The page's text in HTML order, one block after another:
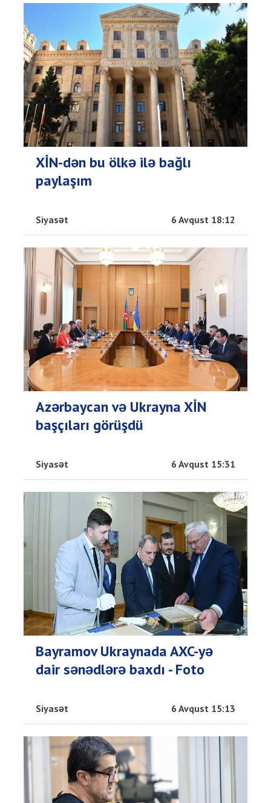
XİN-dən bu ölkə ilə bağlı
paylaşım
Siyasət 6 Avqust 18:12
Azərbaycan və Ukrayna XİN
başçıları görüşdü
Siyasət 6 Avqust 15:31
Bayramov Ukraynada AXC-yə
dair sənədlərə baxdı - Foto
Siyasət 6 Avqust 15:13